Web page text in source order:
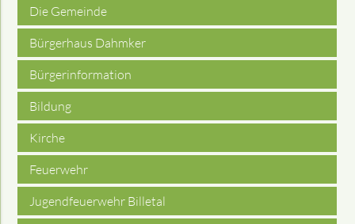
Die Gemeinde
Bürgerhaus Dahmker
Bürgerinformation
Bildung
Kirche
Feuerwehr
Jugendfeuerwehr Billetal